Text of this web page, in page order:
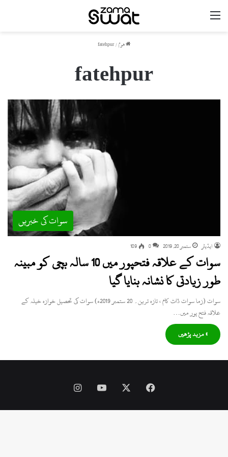
ھوم/
fatehpur
fatehpur
سوات کی خبریں
ایڈیٹر ستمبر 20, 2019 0
109
سوات کے علاقہ فتحپور میں 10 سالہ بچی کو مبینہ
طور زیادتی کا نشانہ بنایا گیا
سوات (زما سوات ڈاٹ کام ، تازہ ترین۔ 20 ستمبر 2019ء) سوات کی تحصیل خوازہ خیلہ کے
علاقہ فتح پور میں…
» مزید پڑھیں
Facebook
YouTube